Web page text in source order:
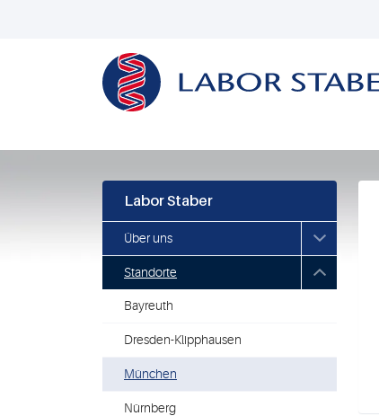
Labor Staber
Über uns
Standorte
Bayreuth
Dresden-Klipphausen
München
Nürnberg